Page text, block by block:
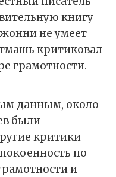
книгу
не умеет
критиковал
грамотности.
данным, около
были
критики
по
и